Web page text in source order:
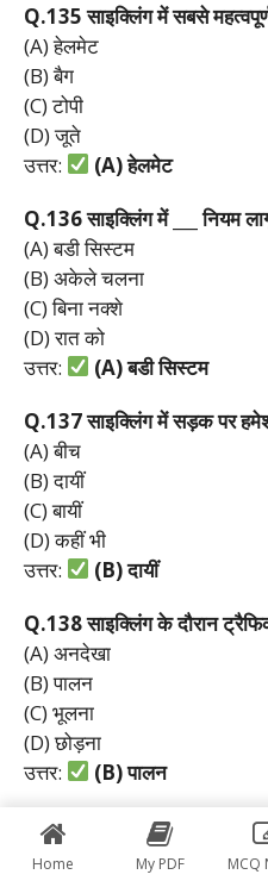
Q.135साइक्लिंगमेंसबसे
(A) हेलमेट
(B) बैग
(C) टोपी
(D) जूते
उत्तर:
(A)हेलमेट
Q.136साइक्लिंगमें ___नियम
(A) बडी सिस्टम
(B) अकेले चलना
(C) बिना नक्शे
(D) रात को
उत्तर:
(A)बडीसिस्टम
Q.137साइक्लिंगमेंसड़कपर
(A) बीच
(B) दायीं
(C) बायीं
(D) कहीं भी
उत्तर:
(B)दायीं
Q.138साइक्लिंगकेदौरान
(A) अनदेखा
(B) पालन
(C) भूलना
(D) छोड़ना
उत्तर:
(B)पालन
Q.139
साइक्लिंगके
(A) हेलमेट
Home My PDF MCQ